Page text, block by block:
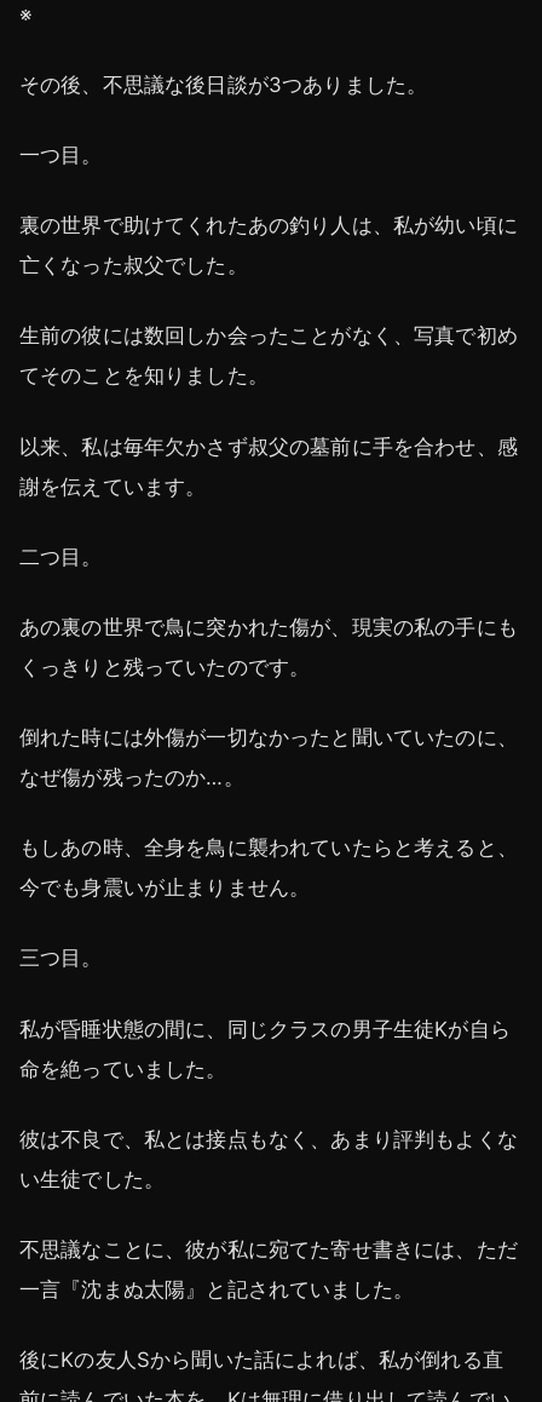
※
その後、不思議な後日談が3つありました。
一つ目。
裏の世界で助けてくれたあの釣り人は、私が幼い頃に
亡くなった叔父でした。
生前の彼には数回しか会ったことがなく、写真で初め
てそのことを知りました。
以来、私は毎年欠かさず叔父の墓前に手を合わせ、感
謝を伝えています。
二つ目。
あの裏の世界で鳥に突かれた傷が、現実の私の手にも
くっきりと残っていたのです。
倒れた時には外傷が一切なかったと聞いていたのに、
なぜ傷が残ったのか…。
もしあの時、全身を鳥に襲われていたらと考えると、
今でも身震いが止まりません。
三つ目。
私が昏睡状態の間に、同じクラスの男子生徒Kが自ら
命を絶っていました。
彼は不良で、私とは接点もなく、あまり評判もよくな
い生徒でした。
不思議なことに、彼が私に宛てた寄せ書きには、ただ
一言『沈まぬ太陽』と記されていました。
後にKの友人Sから聞いた話によれば、私が倒れる直